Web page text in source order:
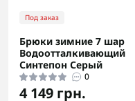
Под заказ
Брюки зимние 7 шар
Водоотталкивающий
Синтепон Серый
0
4 149 грн.